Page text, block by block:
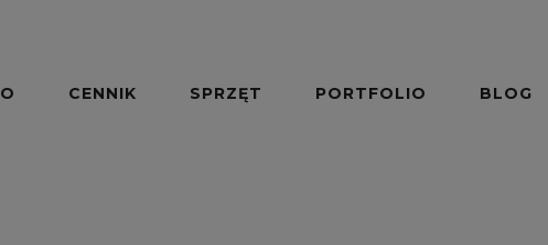
CENNIK SPRZĘT PORTFOLIO BLOG